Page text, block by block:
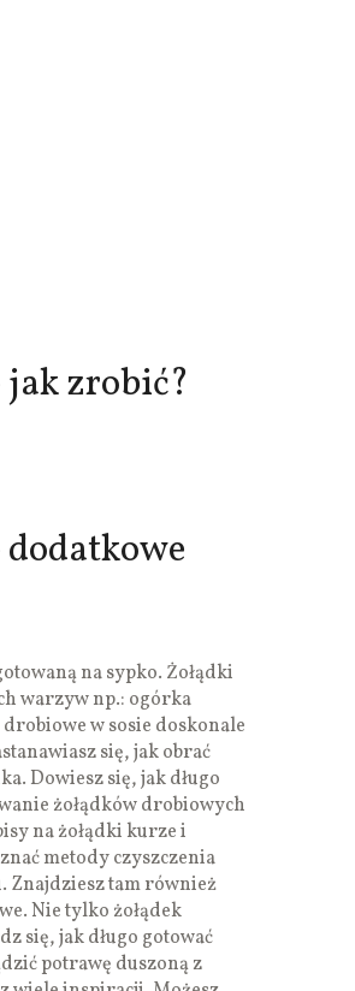
jak zrobić?
na sypko. Żołądki
warzyw np.: ogórka
w sosie doskonale
się, jak obrać
Dowiesz się, jak długo
żołądków drobiowych
na żołądki kurze i
metody czyszczenia
Znajdziesz tam również
Nie tylko żołądek
się, jak długo gotować
potrawę duszoną z